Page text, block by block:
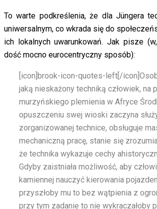
To warte podkreślenia, że dla Jüngera
uniwersalnym, co wkrada się do
ich lokalnych uwarunkowań. Jak pisze
dość mocno eurocentryczny sposób):
[icon]brook-icon-quotes-left[/icon]
jaką nieskażony techniką człowiek, na
murzyńskiego plemienia w Afryce
opuszczeniu swej wioski zaczyna
zorganizowanej technice, obsługuje
mechaniczną pracę, stanie się
że technika wykazuje cechy
Gdyby zaistniała możliwość, aby
kamiennej nauczyć kierowania
przyszłoby mu to bez wątpienia z
przy tym zadanie to nie wykraczałoby